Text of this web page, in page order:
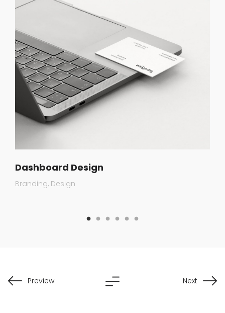
Branding Design
Dashboard Design
Preview Next